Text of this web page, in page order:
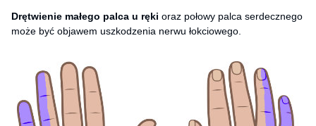
Drętwienie małego palca u ręki oraz połowy palca serdecznego
może być objawem uszkodzenia nerwu łokciowego.